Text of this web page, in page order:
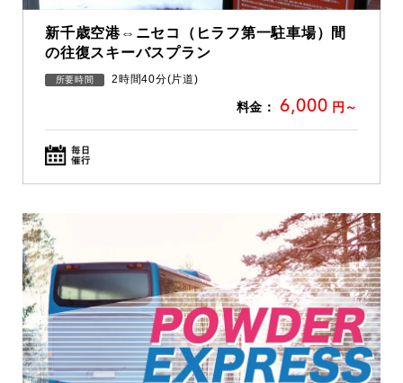
新千歳空港⇔ニセコ（ヒラフ第一駐車場）間
の往復スキーバスプラン
所要時間 2時間40分(片道)
料金： 6,000 円～